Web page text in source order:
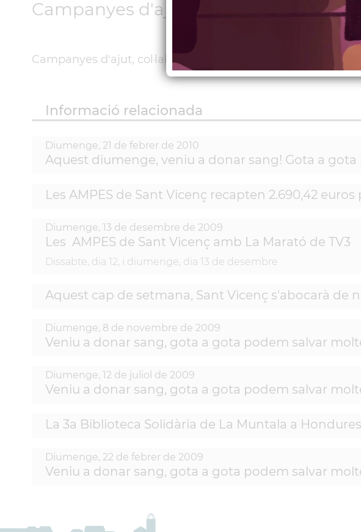
Campanyes d'ajut, col·laboracions,
Campanyes d'ajut, col·laboracions, finançament de
Informació relacionada
Diumenge, 21 de febrer de 2010
Aquest diumenge, veniu a donar sang! Gota a
Les AMPES de Sant Vicenç recapten 2.690,42
Diumenge, 13 de desembre de 2009
Les AMPES de Sant Vicenç amb La Marató de TV3
Dissabte, dia 12, i diumenge, dia 13 de desembre
Aquest cap de setmana, Sant Vicenç s'abocarà de
Diumenge, 8 de novembre de 2009
Veniu a donar sang, gota a gota podem salvar
Diumenge, 12 de juliol de 2009
Veniu a donar sang, gota a gota podem salvar
La 3a Biblioteca Solidària de La Muntala a
Diumenge, 22 de febrer de 2009
Veniu a donar sang, gota a gota podem salvar